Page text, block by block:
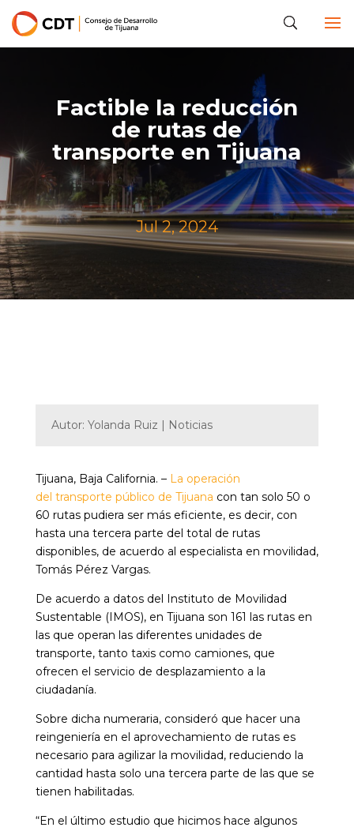
Factible la reducción
de rutas de
transporte en Tijuana
Jul 2, 2024
Autor: Yolanda Ruiz | Noticias
Tijuana, Baja California. – La operación
del transporte público de Tijuana con tan solo 50 o
60 rutas pudiera ser más eficiente, es decir, con
hasta una tercera parte del total de rutas
disponibles, de acuerdo al especialista en movilidad,
Tomás Pérez Vargas.
De acuerdo a datos del Instituto de Movilidad
Sustentable (IMOS), en Tijuana son 161 las rutas en
las que operan las diferentes unidades de
transporte, tanto taxis como camiones, que
ofrecen el servicio de desplazamiento a la
ciudadanía.
Sobre dicha numeraria, consideró que hacer una
reingeniería en el aprovechamiento de rutas es
necesario para agilizar la movilidad, reduciendo la
cantidad hasta solo una tercera parte de las que se
tienen habilitadas.
“En el último estudio que hicimos hace algunos